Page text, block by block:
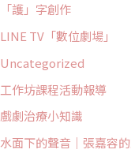
「護」字創作
LINE TV「數位劇場」
Uncategorized
工作坊課程活動報導
戲劇治療小知識
水面下的聲音｜張嘉容